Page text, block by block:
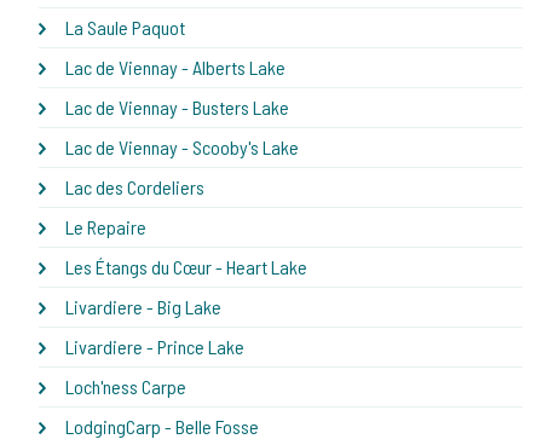
La Saule Paquot
Lac de Viennay - Alberts Lake
Lac de Viennay - Busters Lake
Lac de Viennay - Scooby's Lake
Lac des Cordeliers
Le Repaire
Les Étangs du Cœur - Heart Lake
Livardiere - Big Lake
Livardiere - Prince Lake
Loch'ness Carpe
LodgingCarp - Belle Fosse